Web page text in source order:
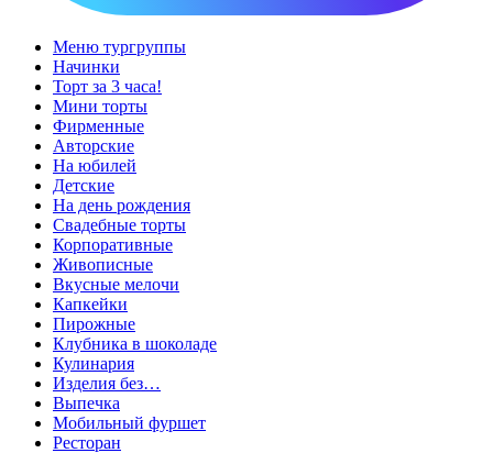
Меню тургруппы
Начинки
Торт за 3 часа!
Мини торты
Фирменные
Авторские
На юбилей
Детские
На день рождения
Свадебные торты
Корпоративные
Живописные
Вкусные мелочи
Капкейки
Пирожные
Клубника в шоколаде
Кулинария
Изделия без…
Выпечка
Мобильный фуршет
Ресторан